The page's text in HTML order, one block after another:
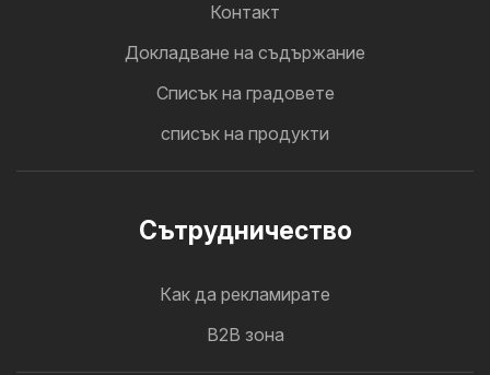
Контакт
Докладване на съдържание
Cписък на градовете
списък на продукти
Cътрудничество
Как да рекламирате
B2B зона